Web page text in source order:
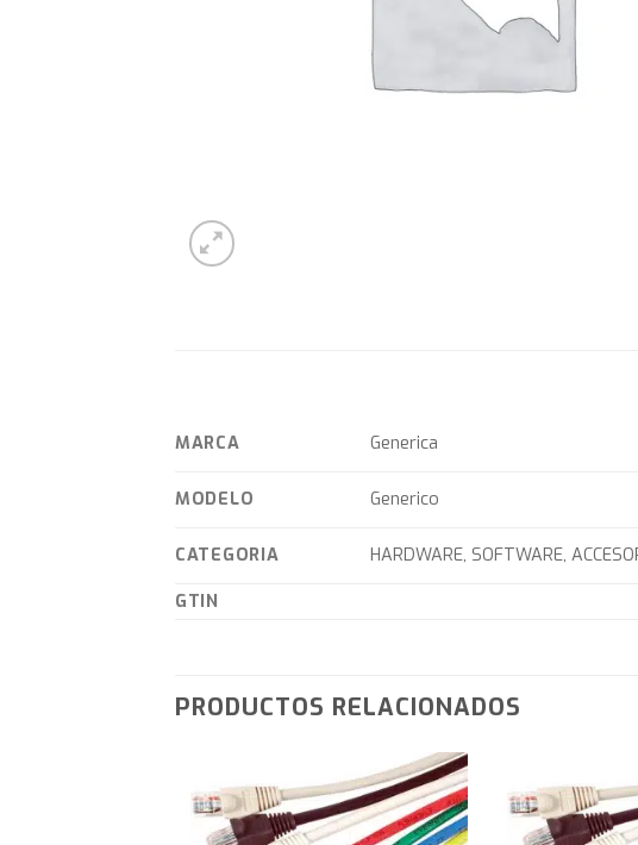
MARCA Generica
MODELO Generico
CATEGORIA HARDWARE, SOFTWARE,
GTIN
PRODUCTOS RELACIONADOS